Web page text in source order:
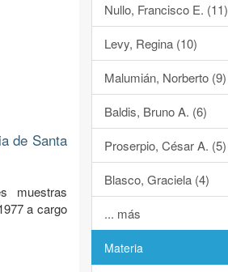
de Santa
muestras
a cargo
Nullo, Francisco E. (11)
Levy, Regina (10)
Malumián, Norberto (9)
Baldis, Bruno A. (6)
Proserpio, César A. (5)
Blasco, Graciela (4)
... más
Materia